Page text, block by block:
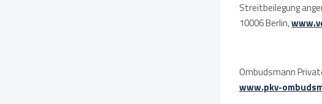
Streitbeilegung
10006 Berlin,
Ombudsmann
www.pkv-